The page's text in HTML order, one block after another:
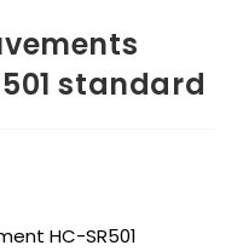
standard
HC-SR501